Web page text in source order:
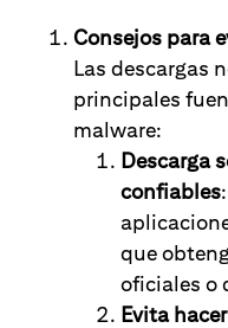
Consejos para
Las descargas
principales
malware:
Descarga
confiables
que
oficiales o
Evita